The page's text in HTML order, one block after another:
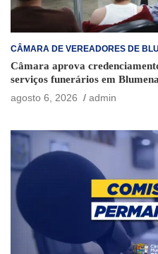
CÂMARA DE VEREADORES DE
Câmara aprova
serviços funerários em
agosto 6, 2026
admin